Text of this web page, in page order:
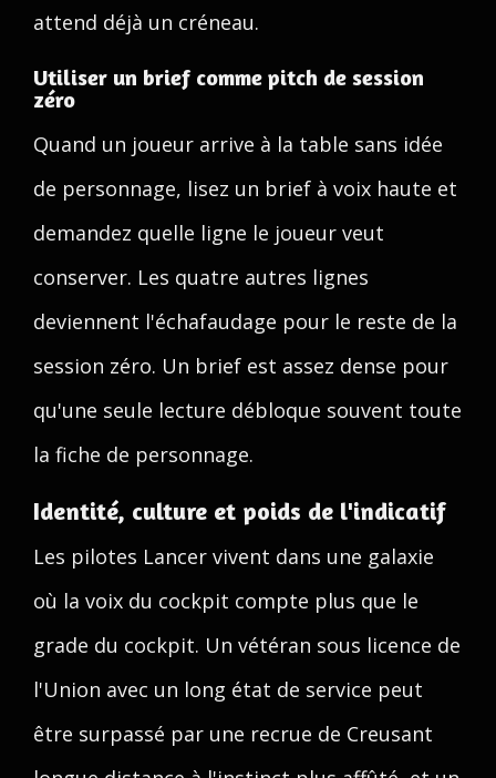
attend déjà un créneau.
Utiliser un brief comme pitch de session
zéro
Quand un joueur arrive à la table sans idée
de personnage, lisez un brief à voix haute et
demandez quelle ligne le joueur veut
conserver. Les quatre autres lignes
deviennent l'échafaudage pour le reste de la
session zéro. Un brief est assez dense pour
qu'une seule lecture débloque souvent toute
la fiche de personnage.
Identité, culture et poids de l'indicatif
Les pilotes Lancer vivent dans une galaxie
où la voix du cockpit compte plus que le
grade du cockpit. Un vétéran sous licence de
l'Union avec un long état de service peut
être surpassé par une recrue de Creusant